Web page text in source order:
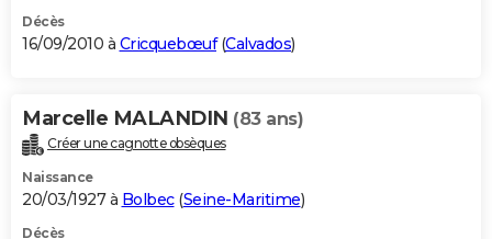
Décès
16/09/2010 à Cricquebœuf(Calvados)
Marcelle MALANDIN (83 ans)
Créer une cagnotte obsèques
Naissance
20/03/1927 à Bolbec(Seine-Maritime)
Décès